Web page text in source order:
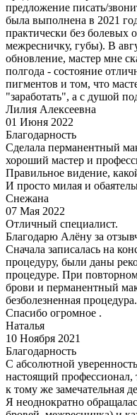
предложение писать/
была выполнена в 2021
практически без болевых
межресничку, губы). В
обновление, мастер мне
полгода - состояние
пигментов и том, что
"заработать", а с душой
Лилия Алексеевна
01 Июня 2022
Благодарность
Сделала перманентный
хороший мастер и
Правильное видение,
И просто милая и
Снежана
07 Мая 2022
Отличный специалист.
Благодарю Алёну за
Сначала записалась на
процедуру, были даны
процедуре. При
брови и перманентный
безболезненная
Спасибо огромное .
Наталья
10 Ноября 2021
Благодарность
С абсолютной
настоящий
к тому же замечательная
Я неоднократно